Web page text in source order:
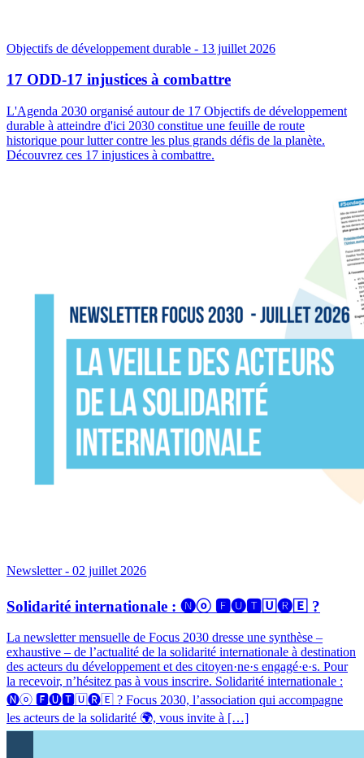
Objectifs de développement durable - 13 juillet 2026
17 ODD-17 injustices à combattre
L'Agenda 2030 organisé autour de 17 Objectifs de développement
durable à atteindre d'ici 2030 constitue une feuille de route
historique pour lutter contre les plus grands défis de la planète.
Découvrez ces 17 injustices à combattre.
Newsletter- 02 juillet 2026
Solidarité internationale : 🅝ⓞ 🅵🅤🆃🅄🅡🄴 ?
La newsletter mensuelle de Focus 2030 dresse une synthèse –
exhaustive – de l’actualité de la solidarité internationale à destination
des acteurs du développement et des citoyen·ne·s engagé·e·s. Pour
la recevoir, n’hésitez pas à vous inscrire. Solidarité internationale :
🅝ⓞ 🅵🅤🆃🅄🅡🄴 ? Focus 2030, l’association qui accompagne
les acteurs de la solidarité 🌍, vous invite à […]